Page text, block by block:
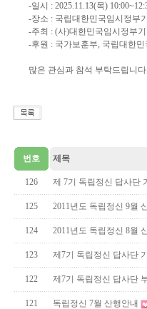
-일시 : 2025.11.13(목)
-장소 : 국립대한민국임시정부
-주최 : (사)대한민국임시정부
-후원 : 국가보훈부, 국립대한
많은 관심과 참석 부탁드립니
번호 제목
126 제 7기 독립정신 답사단
125 2011년도 독립정신 9월
124 2011년도 독립정신 8월
123 제7기 독립정신 답사단
122 제7기 독립정신 답사단
121 독립정신 7월 산행안내